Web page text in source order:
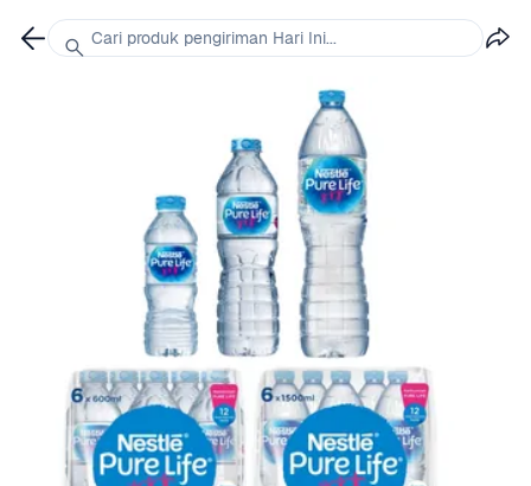
Cari produk pengiriman Hari Ini...